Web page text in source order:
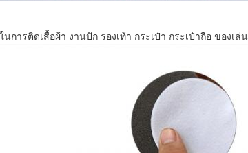
นการติดเสื้อผ้า งานปัก รองเท้า กระเป๋า กระเป๋าถือ ของเ